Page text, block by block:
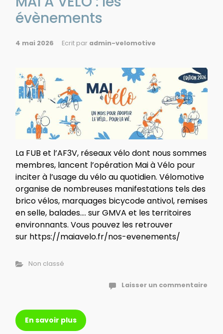
évènements
4 mai 2026 Ecrit par admin-velomotive
La FUB et l’AF3V, réseaux vélo dont nous sommes
membres, lancent l’opération Mai à Vélo pour
inciter à l’usage du vélo au quotidien. Vélomotive
organise de nombreuses manifestations tels des
brico vélos, marquages bicycode antivol, remises
en selle, balades…. sur GMVA et les territoires
environnants. Vous pouvez les retrouver
sur https://maiavelo.fr/nos-evenements/
Non classé
Laisser un commentaire
En savoir plus